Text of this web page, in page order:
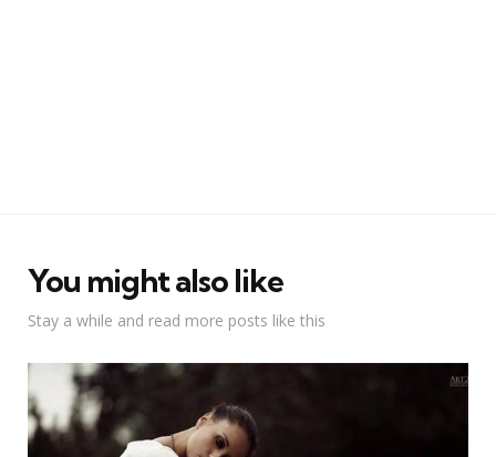
You might also like
Stay a while and read more posts like this